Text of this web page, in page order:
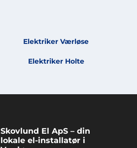
Elektriker Værløse
Elektriker Holte
Skovlund El ApS – din
lokale el-installatør i